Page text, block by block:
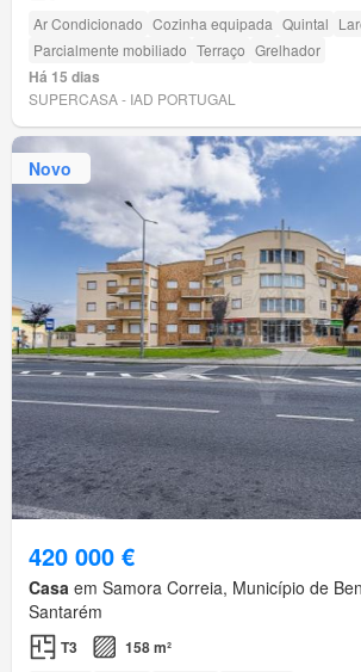
Ar Condicionado Cozinha equipada Quintal
Parcialmente mobiliado Terraço Grelhador
Há 15 dias
SUPERCASA - IAD PORTUGAL
Novo
420 000 €
Casa em Samora Correia, Município de
Santarém
T3 158 m²